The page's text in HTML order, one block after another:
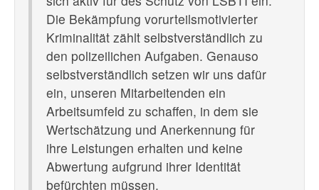
Die Bekämpfung vorurteilsmotivierter
Kriminalität zählt selbstverständlich zu
den polizeilichen Aufgaben. Genauso
selbstverständlich setzen wir uns dafür
ein, unseren Mitarbeitenden ein
Arbeitsumfeld zu schaffen, in dem sie
Wertschätzung und Anerkennung für
ihre Leistungen erhalten und keine
Abwertung aufgrund ihrer Identität
befürchten müssen.